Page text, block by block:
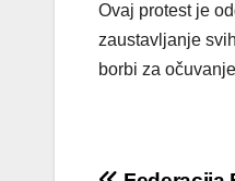
Ovaj protest je
zaustavljanje
borbi za